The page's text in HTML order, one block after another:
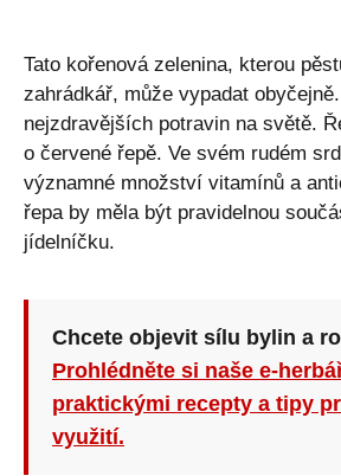
Tato kořenová zelenina, kterou
zahrádkář, může vypadat
nejzdravějších potravin na světě.
o červené řepě. Ve svém rudém
významné množství vitamínů a
řepa by měla být pravidelnou
jídelníčku.
Chcete objevit sílu bylin a
Prohlédněte si naše e-
praktickými recepty a tipy
využití.